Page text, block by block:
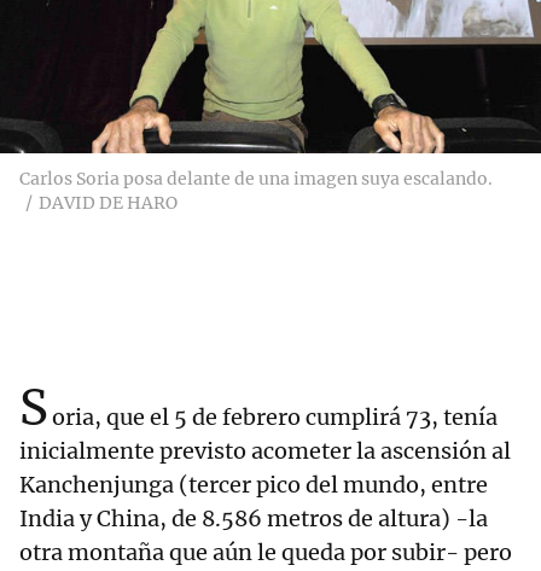
Carlos Soria posa delante de una imagen suya escalando.
DAVID DE HARO
Soria, que el 5 de febrero cumplirá 73, tenía
inicialmente previsto acometer la ascensión al
Kanchenjunga (tercer pico del mundo, entre
India y China, de 8.586 metros de altura) -la
otra montaña que aún le queda por subir- pero